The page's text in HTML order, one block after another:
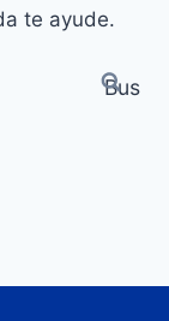
te ayude.